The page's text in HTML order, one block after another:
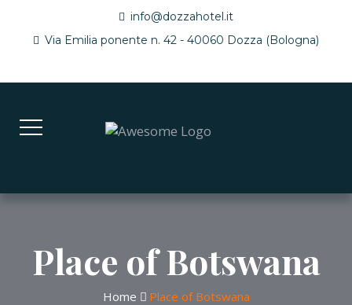
info@dozzahotel.it
Via Emilia ponente n. 42 - 40060 Dozza (Bologna)
Place of Botswana
Home Place of Botswana